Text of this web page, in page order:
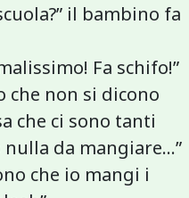
il bambino fa
Fa schifo!”
che non si dicono
che ci sono tanti
da mangiare...”
che io mangi i